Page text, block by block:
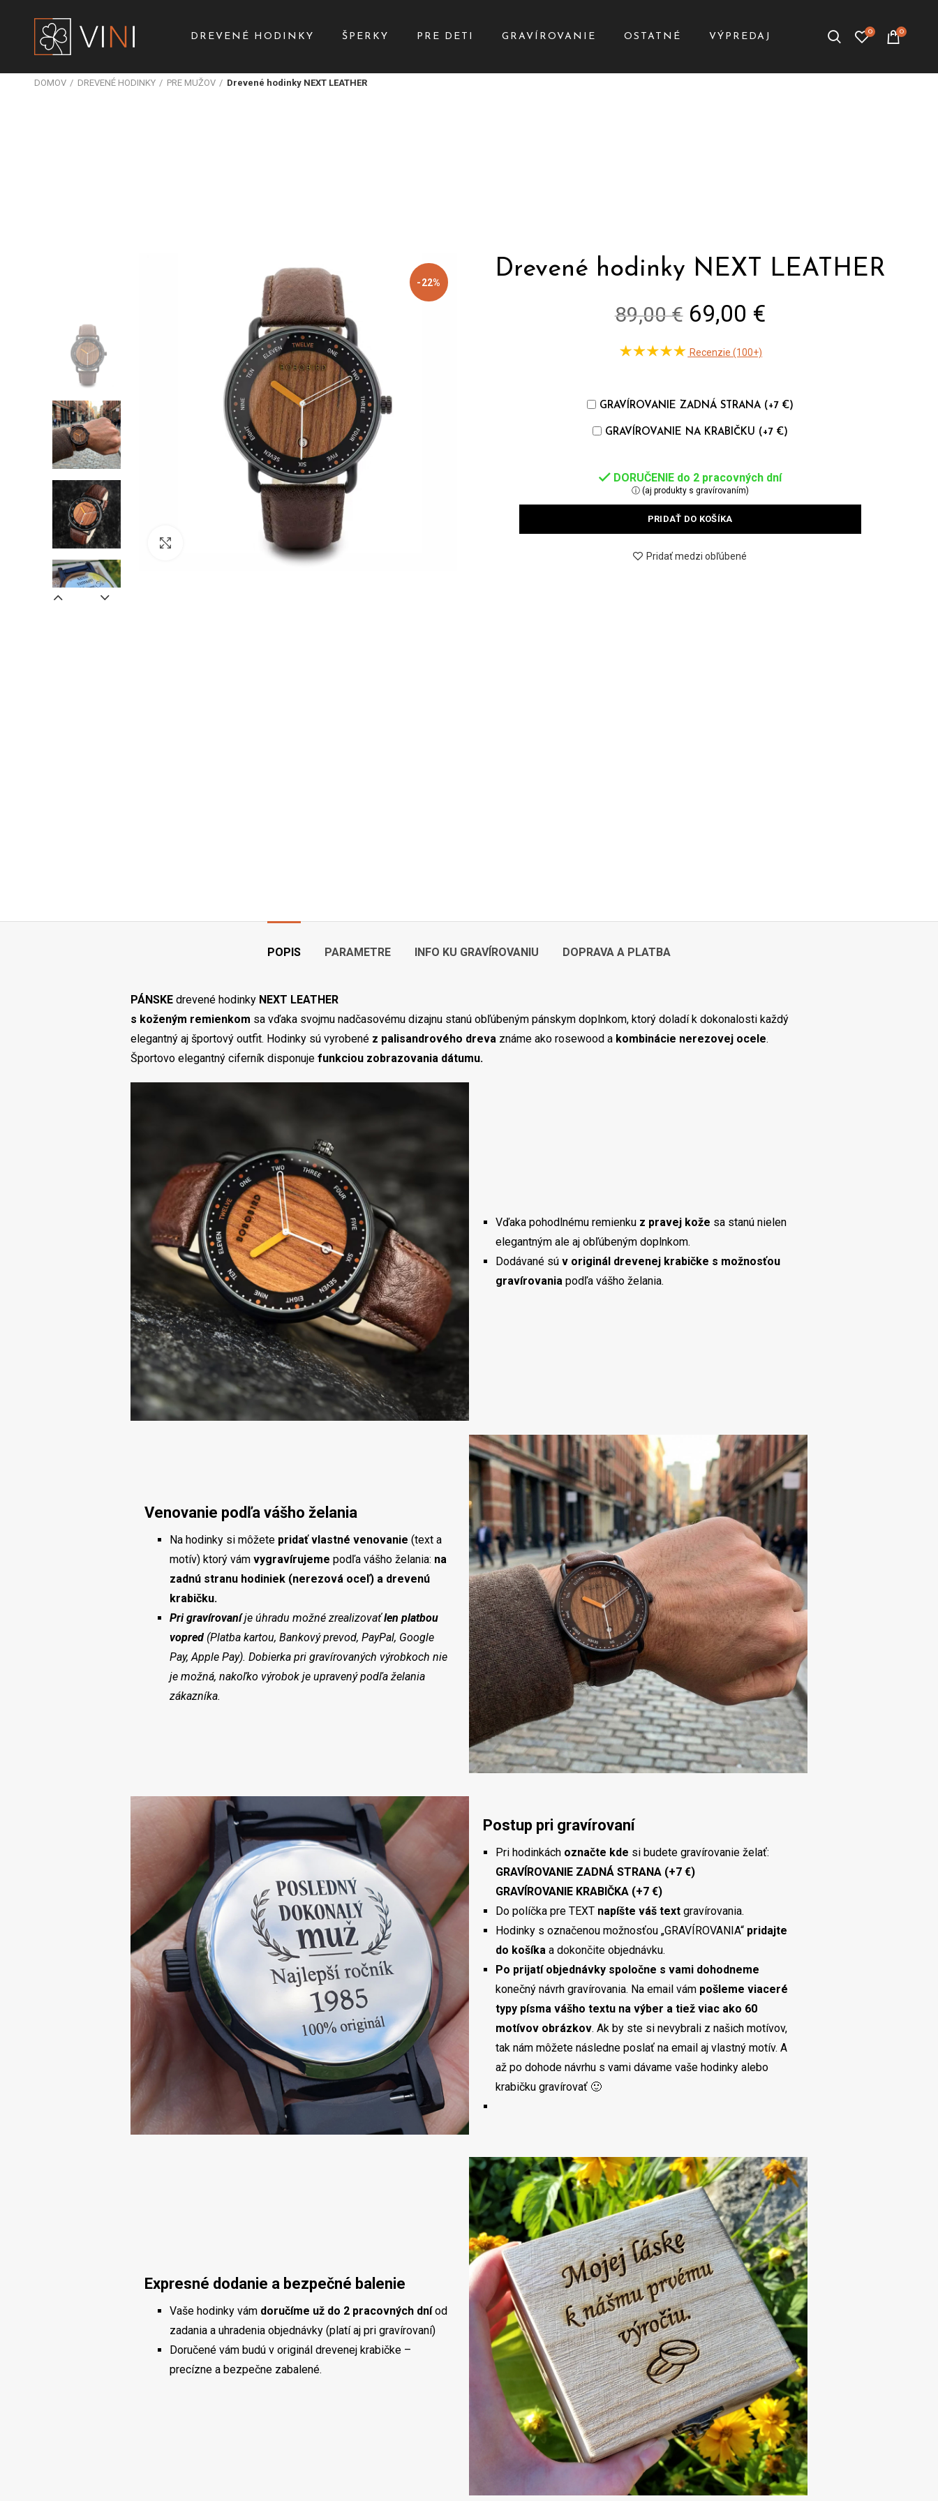
DREVENÉ HODINKY ŠPERKY PRE DETI GRAVÍROVANIE OSTATNÉ VÝPREDAJ 0 0
DOMOV DREVENÉ HODINKY PRE MUŽOV Drevené hodinky NEXT LEATHER
-22%
Recenzie (100+)
Drevené hodinky NEXT LEATHER
GRAVÍROVANIE ZADNÁ STRANA (+7 €)
GRAVÍROVANIE NA KRABIČKU (+7 €)
89,00 € Original
price
was:
89,00 €.
69,00 €Current
69,00 €.
DORUČENIE do 2 pracovných dní
ⓘ (aj produkty s gravírovaním)
PRIDAŤ DO KOŠÍKA
Pridať medzi obľúbené
POPIS PARAMETRE INFO KU GRAVÍROVANIU DOPRAVA A PLATBA
PÁNSKEdrevené hodinky NEXT LEATHER
s koženým remienkom sa vďaka svojmu nadčasovému dizajnu stanú obľúbeným pánskym doplnkom, ktorý doladí k dokonalosti každý
elegantný aj športový outfit. Hodinky sú vyrobené z palisandrového drevaznáme ako rosewood a kombinácie nerezovej ocele.
Športovo elegantný ciferník disponuje funkciou zobrazovania dátumu.
Vďaka pohodlnému remienku z pravej kože sa stanú nielen
elegantným ale aj obľúbeným doplnkom.
Dodávané sú v originál drevenej krabičke s možnosťou
gravírovania podľa vášho želania.
Venovanie podľa vášho želania
Na hodinky si môžete pridať vlastné venovanie (text a
motív) ktorý vám vygravírujeme podľa vášho želania: na
zadnú stranu hodiniek (nerezová oceľ) a drevenú
krabičku.
Pri gravírovaníje úhradu možné zrealizovaťlen platbou
vopred(Platba kartou, Bankový prevod, PayPal, Google
Pay, Apple Pay). Dobierka pri gravírovaných výrobkoch nie
je možná, nakoľko výrobok je upravený podľa želania
zákazníka.
Postup pri gravírovaní
Pri hodinkách označte kde si budete gravírovanie želať:
GRAVÍROVANIE ZADNÁ STRANA (+7 €)
GRAVÍROVANIE KRABIČKA (+7 €)
Do políčka pre TEXT napíšte váš textgravírovania.
Hodinky s označenou možnosťou „GRAVÍROVANIA“ pridajte
do košíkaa dokončite objednávku.
Po prijatí objednávky spoločne s vami dohodneme
konečný návrh gravírovania. Na email vám pošleme viaceré
typy písma vášho textu na výber a tiež viac ako 60
motívov obrázkov. Ak by ste si nevybrali z našich motívov,
tak nám môžete následne poslať na email aj vlastný motív. A
až po dohode návrhu s vami dávame vaše hodinky alebo
krabičku gravírovať 🙂
Expresné dodanie a bezpečné balenie
Vaše hodinky vám doručíme už do 2 pracovných dníod
zadania a uhradenia objednávky (platí aj pri gravírovaní)
Doručené vám budú v originál drevenej krabičke –
precízne a bezpečne zabalené.